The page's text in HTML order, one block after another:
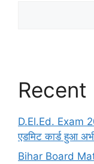
Recent
D.El.Ed. Exam
एडमिट कार्ड हुआ
Bihar Board